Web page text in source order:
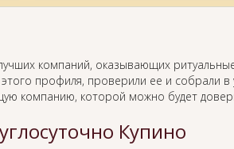
компаний, оказывающих
профиля, проверили ее и собрали
компанию, которой можно будет
Купино